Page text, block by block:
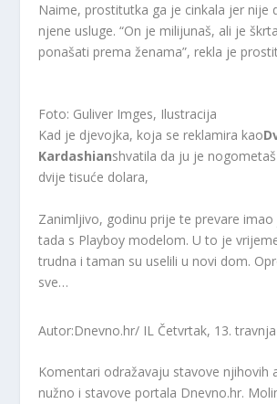
Naime, prostitutka ga je cinkala jer nije
njene usluge. “On je milijunaš, ali je
ponašati prema ženama”, rekla je
Foto: Guliver Imges, Ilustracija
Kad je djevojka, koja se reklamira kao
Kardashianshvatila da ju je
dvije tisuće dolara,
Zanimljivo, godinu prije te prevare
tada s Playboy modelom. U to je
trudna i taman su uselili u novi dom.
sve…
Autor:Dnevno.hr/ IL Četvrtak, 13.
Komentari odražavaju stavove njihovih
nužno i stavove portala Dnevno.hr.